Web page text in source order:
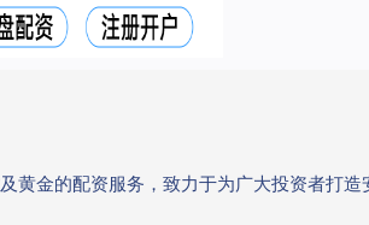
黄金的配资服务，致力于为广大投资者打